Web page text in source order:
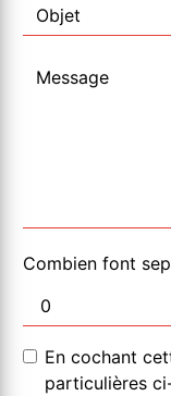
Combien font
En cochant
particulières